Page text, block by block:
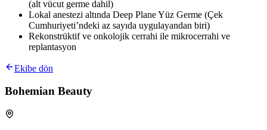
(alt vücut germe dahil)
Lokal anestezi altında Deep Plane Yüz Germe (Çek
Cumhuriyeti’ndeki az sayıda uygulayandan biri)
Rekonstrüktif ve onkolojik cerrahi ile mikrocerrahi ve
replantasyon
Ekibe dön
Bohemian Beauty